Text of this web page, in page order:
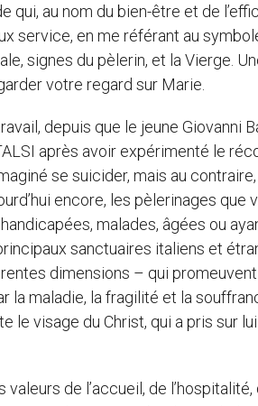
qui, au nom du bien-être et de
service, en me référant au
signes du pèlerin, et la Vierge.
votre regard sur Marie.
depuis que le jeune Giovanni
après avoir expérimenté le
se suicider, mais au
encore, les pèlerinages que
malades, âgées ou
sanctuaires italiens et
dimensions – qui
la maladie, la fragilité et la
le visage du Christ, qui a pris sur
valeurs de l’accueil, de